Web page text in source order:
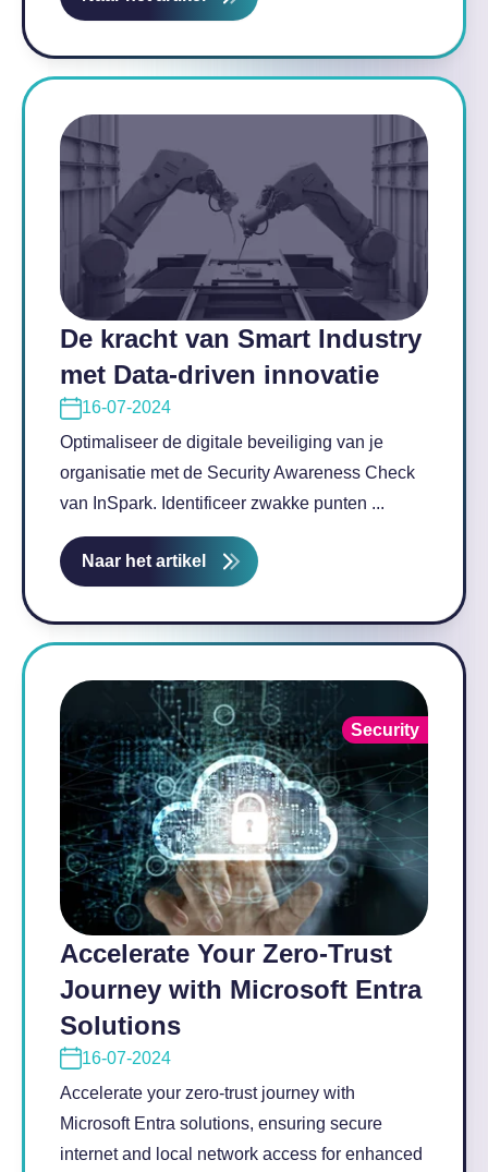
De kracht van Smart Industry
met Data-driven innovatie
16-07-2024
Optimaliseer de digitale beveiliging van je
organisatie met de Security Awareness Check
van InSpark. Identificeer zwakke punten ...
Naar het artikel
Accelerate Your Zero-Trust
Journey with Microsoft Entra
Solutions
16-07-2024
Accelerate your zero-trust journey with
Microsoft Entra solutions, ensuring secure
internet and local network access for enhanced
Security